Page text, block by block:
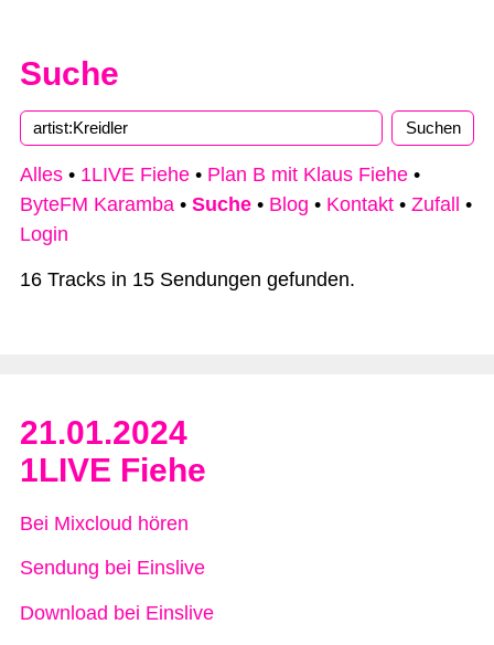
Suche
Alles • 1LIVE Fiehe • Plan B mit Klaus Fiehe •
ByteFM Karamba • Suche • Blog • Kontakt • Zufall
•
Login
16 Tracks in 15 Sendungen gefunden.
21.01.2024
1LIVE Fiehe
Bei Mixcloud hören
Sendung bei Einslive
Download bei Einslive